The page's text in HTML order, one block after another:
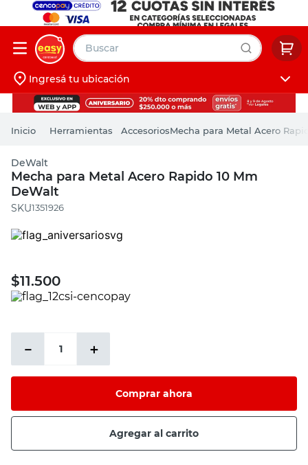
Buscar
Iniciá sesión
Ingresá tu ubicación
Herramientas AccesoriosMecha para Metal Acero
DeWalt
Mecha para Metal Acero Rapido 10 Mm
DeWalt
:1351926
$11.500
＋
－
Comprar ahora
Agregar al carrito
muebles
pintura
escritorio
puertas
placard